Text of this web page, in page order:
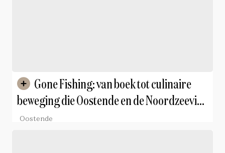
beweging die Oostende en de Noordzeevis
in de spotlights zet
Oostende